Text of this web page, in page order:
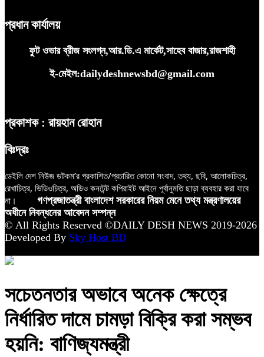
প্রধান কার্যালয়
ফুট ওভার ব্রীজ সংলগ্ন,আর.ডি.এ মার্কেট,সাহেব বাজার,রাজশাহী
ই-মেইল:dailydeshnewsbd@gmail.com
প্রকাশক : রায়হান রোহান
বিঃদ্রঃ
ডেইলি দেশ নিউজ ডটকম’র প্রকাশিত/প্রচারিত কোনো সংবাদ, তথ্য, ছবি, আলোকচিত্র,
রেখাচিত্র, ভিডিওচিত্র, অডিও কনটেন্ট কপিরাইট আইনে পূর্বানুমতি ছাড়া ব্যবহার করা যাবে
না।
গণপ্রজাতন্ত্রী বাংলাদেশ সরকারের নিয়ম মেনে তথ্য মন্ত্রণালয়ের
অধীনে নিবন্ধনের আবেদন সম্পন্ন
© All Rights Reserved ©DAILY DESH NEWS 2019-2026
Developed By Sky Host BD
সচেতনতার অভাবে অনেক ক্ষেত্রে
নির্ধারিত দামে চামড়া বিক্রি করা সম্ভব
হয়নি: বাণিজ্যমন্ত্রী